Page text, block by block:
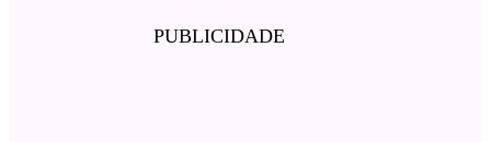
PUBLICIDADE